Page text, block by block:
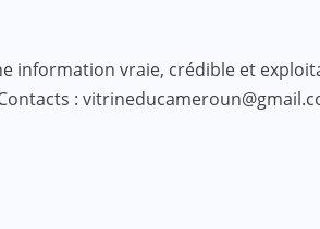
information vraie, crédible et
: